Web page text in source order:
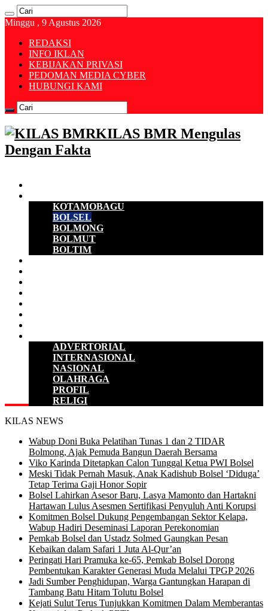
Minggu , 9 Agustus 2026
REDAKSI
INFO IKLAN
KEBIJAKAN PRIVASI
PEDOMAN MEDIA CYBER
HUBUNGI KAMI
KILAS BMR Mengulas
Dengan Fakta
KOTAMOBAGU
BOLSEL
BOLMONG
BOLMUT
BOLTIM
ADVERTORIAL
INTERNASIONAL
NASIONAL
OLAHRAGA
PROFIL
RELIGI
KILAS NEWS
Wabup Doni Buka Pelatihan Tunas 1 dan 2 TIDAR
Bolmong, Ajak Pemuda Bangun Daerah Bersama
Viko Karinda Ditetapkan Calon Tunggal Ketua PWI Bolsel
Meski Tidak Pernah Masuk, Anak Kadishub Bolsel ‘Diduga’
Tetap Terima Gaji Honor Sopir
Bolsel Lahirkan Asesor Baru, Lasya Mamonto dan Hartakni
Hartawan Lulus Asesmen Sertifikasi Penyuluh Anti Korupsi
Komitmen Bolsel Dukung Pengembangan Sektor Kelapa,
Wabup Hadiri Deseminasi Laporan Perekonomian
Pemkab Bolsel dan Ustadz Solmed Gaungkan Pesan
Kebaikan dalam Safari 1 Juta Al-Qur’an
Peringati Hari Pramuka ke-65, Pemkab Bolsel Dorong
Pembentukan Karakter Generasi Muda Melalui TPGP 2026
Jadi Sumber Penghidupan, Warga Gantungkan Harapan di
Tambang Batu Hitam Tolutu Bolsel
Kejati Sulut Terus Tunjukkan Komitmen Dalam Memberantas